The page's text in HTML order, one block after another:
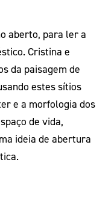
aberto, para ler a
Cristina e
da paisagem de
estes sítios
e a morfologia dos
de vida,
ideia de abertura